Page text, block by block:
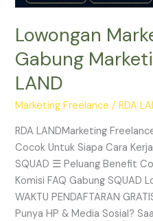
Lowongan
Gabung
LAND
Marketing Freelance /RDA
RDA LANDMarketing
Cocok Untuk Siapa Cara
SQUAD ☰ Peluang Benefit
Komisi FAQ Gabung SQUAD
WAKTU PENDAFTARAN
Punya HP & Media Sosial?